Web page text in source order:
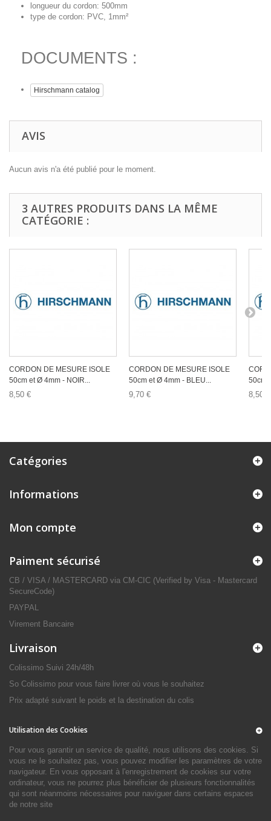
longueur du cordon: 500mm
type de cordon: PVC, 1mm²
DOCUMENTS :
Hirschmann catalog
AVIS
Aucun avis n'a été publié pour le moment.
3 AUTRES PRODUITS DANS LA MÊME
CATÉGORIE :
CORDON DE MESURE ISOLE
50cm et Ø 4mm - NOIR...
8,50 €
CORDON DE MESURE ISOLE
50cm et Ø 4mm - BLEU...
9,70 €
50cm
8,50 €
Catégories
Informations
Mon compte
Paiment sécurisé
CB / VISA / MASTERCARD via CM-CIC (Verified by Visa - Mastercard
SecureCode)
PAYPAL
Virement Bancaire
Livraison
Colissimo Suivi 24h/48h
So Colissimo pour vous faire livrer où vous le souhaitez
Prix adapté suivant le poids et la destination du colis
Utilisation des Cookies
Pour vous garantir un service de qualité, nous utilisons des cookies. Si
vous ne le souhaitez pas, vous pouvez modifier les paramètres de votre
navigateur. En vous opposant à l'enregistrement de cookies sur votre
ordinateur, vous ne pourrez plus bénéficier de plusieurs fonctionnalités
qui sont néanmoins nécessaires pour naviguer dans certains espaces
de notre site